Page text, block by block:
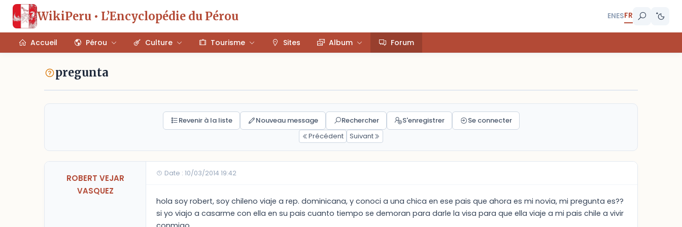
WikiPeru • L’Encyclopédie du Pérou ENESFR
Accueil Pérou Culture Tourisme Sites Album Forum
pregunta
Revenir à la liste Nouveau message Rechercher S'enregistrer
Se connecter
Précédent
Suivant
ROBERT VEJAR
VASQUEZ
Date : 10/03/2014 19:42
hola soy robert, soy chileno viaje a rep. dominicana, y conoci a una chica en ese pais que ahora es mi novia, mi pregunta es??
si yo viajo a casarme con ella en su pais cuanto tiempo se demoran para darle la visa para que ella viaje a mi pais chile a vivir